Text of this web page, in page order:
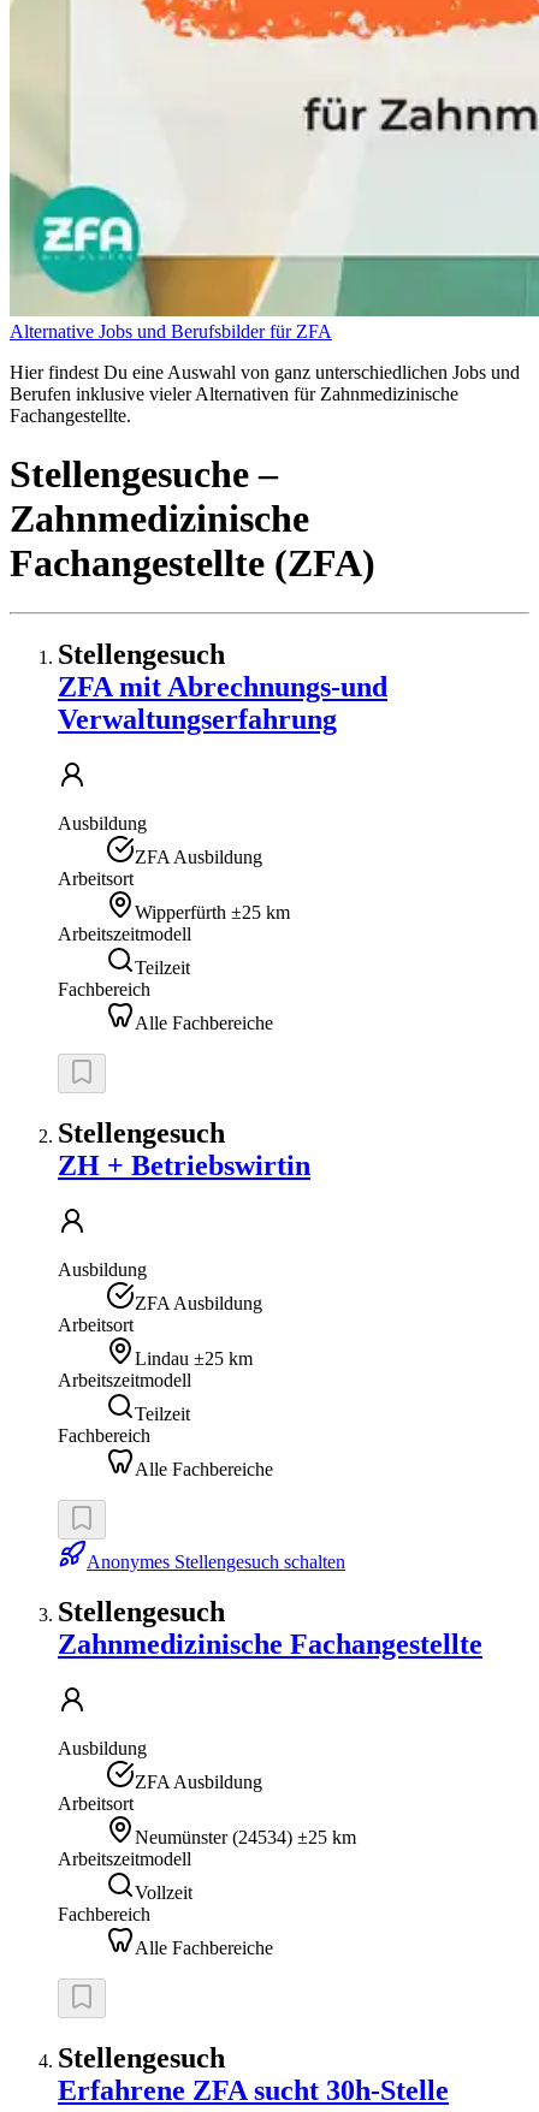
Alternative Jobs und Berufsbilder für ZFA
Hier findest Du eine Auswahl von ganz unterschiedlichen Jobs und
Berufen inklusive vieler Alternativen für Zahnmedizinische
Fachangestellte.
Stellengesuche–
Zahnmedizinische
Fachangestellte (ZFA)
Stellengesuch
ZFA mit Abrechnungs-und
Verwaltungserfahrung
Ausbildung
ZFA Ausbildung
Arbeitsort
Wipperfürth ±25 km
Arbeitszeitmodell
Teilzeit
Fachbereich
Alle Fachbereiche
Stellengesuch
ZH + Betriebswirtin
Ausbildung
ZFA Ausbildung
Arbeitsort
Lindau ±25 km
Arbeitszeitmodell
Teilzeit
Fachbereich
Alle Fachbereiche
Anonymes Stellengesuch schalten
Stellengesuch
Zahnmedizinische Fachangestellte
Ausbildung
ZFA Ausbildung
Arbeitsort
Neumünster (24534) ±25 km
Arbeitszeitmodell
Vollzeit
Fachbereich
Alle Fachbereiche
Stellengesuch
Erfahrene ZFA sucht 30h-Stelle